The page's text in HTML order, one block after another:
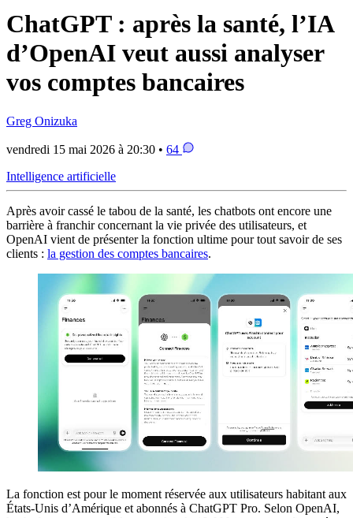
ChatGPT : après la santé, l’IA
d’OpenAI veut aussi analyser
vos comptes bancaires
Greg Onizuka
vendredi 15 mai 2026 à 20:30 • 64
Intelligence artificielle
Après avoir cassé le tabou de la santé, les chatbots ont encore une
barrière à franchir concernant la vie privée des utilisateurs, et
OpenAI vient de présenter la fonction ultime pour tout savoir de ses
clients : la gestion des comptes bancaires.
La fonction est pour le moment réservée aux utilisateurs habitant aux
États-Unis d’Amérique et abonnés à ChatGPT Pro. Selon OpenAI,